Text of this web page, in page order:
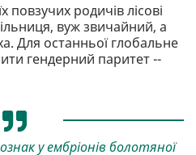
повзучих родичів лісові
вуж звичайний, а
Для останньої глобальне
гендерний паритет --
у ембріонів болотяної